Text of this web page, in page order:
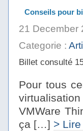
Conseils pour
21 December
Categorie :
Billet consulté
Pour tous
VMWare
ça […] >